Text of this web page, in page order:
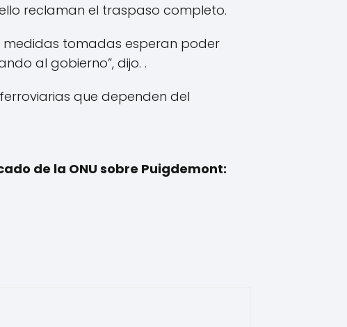
reclaman el traspaso completo.
medidas tomadas esperan poder
al gobierno”, dijo. .
que dependen del
de la ONU sobre Puigdemont: